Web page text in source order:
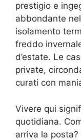
prestigio e
abbondante
isolamento
freddo
d’estate. Le
private,
curati con
Vivere qui
quotidiana.
arriva la